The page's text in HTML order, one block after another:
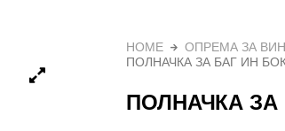
HOME
ОПРЕМА ЗА
ПОЛНАЧКА ЗА БАГ ИН
ПОЛНАЧКА ЗА